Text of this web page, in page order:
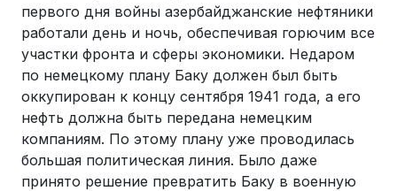
первого дня войны азербайджанские нефтяники
работали день и ночь, обеспечивая горючим все
участки фронта и сферы экономики. Недаром
по немецкому плану Баку должен был быть
оккупирован к концу сентября 1941 года, а его
нефть должна быть передана немецким
компаниям. По этому плану уже проводилась
большая политическая линия. Было даже
принято решение превратить Баку в военную